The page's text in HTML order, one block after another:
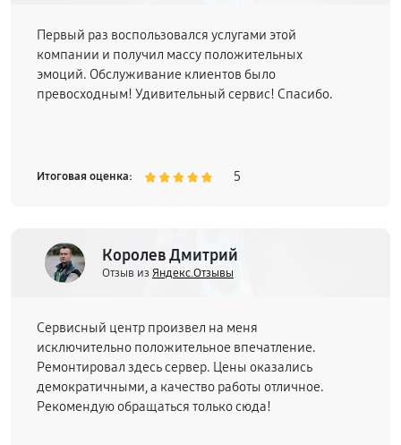
Первый раз воспользовался услугами этой
компании и получил массу положительных
эмоций. Обслуживание клиентов было
превосходным! Удивительный сервис! Спасибо.
Итоговая оценка: 5
Королев Дмитрий
Отзыв из Яндекс.Отзывы
Сервисный центр произвел на меня
исключительно положительное впечатление.
Ремонтировал здесь сервер. Цены оказались
демократичными, а качество работы отличное.
Рекомендую обращаться только сюда!